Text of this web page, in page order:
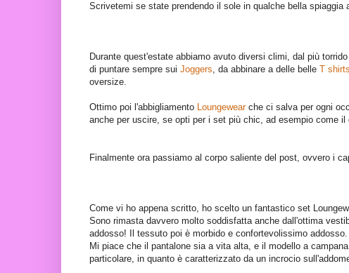
Scrivetemi se state prendendo il sole in qualche bella spiaggia
Durante quest'estate abbiamo avuto diversi climi, dal più
di puntare sempre sui Joggers , da abbinare a delle belle T shirts
oversize.
Ottimo poi l'abbigliamento Loungewearche ci salva per ogni
anche per uscire, se opti per i set più chic, ad esempio come
Finalmente ora passiamo al corpo saliente del post, ovvero i
Come vi ho appena scritto, ho scelto un fantastico set
Sono rimasta davvero molto soddisfatta anche dall'ottima
addosso! Il tessuto poi è morbido e confortevolissimo addosso.
Mi piace che il pantalone sia a vita alta, e il modello a
particolare, in quanto è caratterizzato da un incrocio